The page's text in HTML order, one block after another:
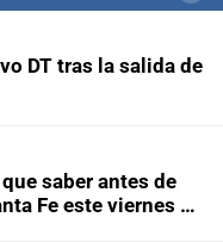
institucionales
DT tras la salida de
saber antes de
Fe este viernes 7